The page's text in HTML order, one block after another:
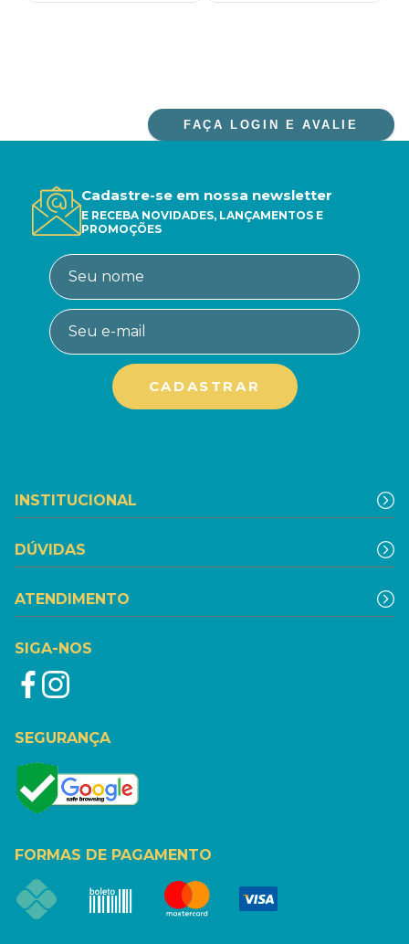
FAÇA LOGIN E AVALIE
Cadastre-se em nossa newsletter
E RECEBA NOVIDADES, LANÇAMENTOS E
PROMOÇÕES
INSTITUCIONAL
DÚVIDAS
ATENDIMENTO
SIGA-NOS
SEGURANÇA
FORMAS DE PAGAMENTO